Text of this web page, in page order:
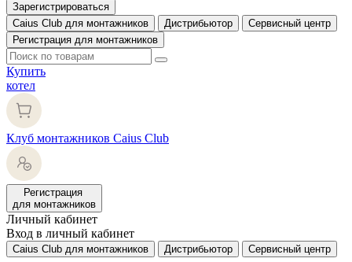
Зарегистрироваться
Caius Club для монтажников
Дистрибьютор
Сервисный центр
Регистрация для монтажников
Купить
котел
Клуб монтажников Caius Club
Регистрация
для монтажников
Личный кабинет
Вход в личный кабинет
Caius Club для монтажников Дистрибьютор Сервисный центр